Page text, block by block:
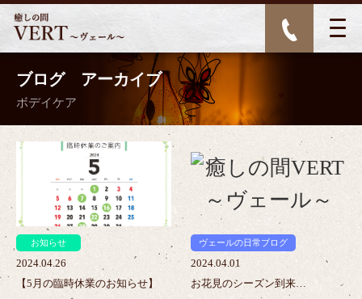
ブログ アーカイブ
ボデイケア
>
お知らせ
2024.04.26
【5月の臨時休業のお知らせ】
ヴェールの日常ブログ
2024.04.01
お花見のシーズン到来…